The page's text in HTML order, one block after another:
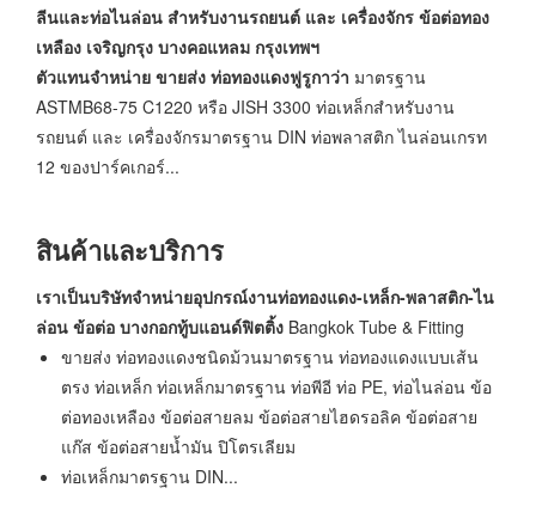
ลีนและท่อไนล่อน สำหรับงานรถยนต์ และ เครื่องจักร ข้อต่อทอง
เหลือง เจริญกรุง บางคอแหลม กรุงเทพฯ
ตัวแทนจำหน่าย ขายส่ง ท่อทองแดงฟูรูกาว่า มาตรฐาน
ASTMB68-75 C1220 หรือ JISH 3300 ท่อเหล็กสำหรับงาน
รถยนต์ และ เครื่องจักรมาตรฐาน DIN ท่อพลาสติก ไนล่อนเกรท
12 ของปาร์คเกอร์...
สินค้าและบริการ
เราเป็นบริษัทจำหน่ายอุปกรณ์งานท่อทองแดง-เหล็ก-พลาสติก-ไน
ล่อน ข้อต่อ บางกอกทู้บแอนด์ฟิตติ้ง Bangkok Tube & Fitting
ขายส่ง ท่อทองแดงชนิดม้วนมาตรฐาน ท่อทองแดงแบบเส้น
ตรง ท่อเหล็ก ท่อเหล็กมาตรฐาน ท่อพีอี ท่อ PE, ท่อไนล่อน ข้อ
ต่อทองเหลือง ข้อต่อสายลม ข้อต่อสายไฮดรอลิค ข้อต่อสาย
แก๊ส ข้อต่อสายน้ำมัน ปิโตรเลียม
ท่อเหล็กมาตรฐาน DIN...